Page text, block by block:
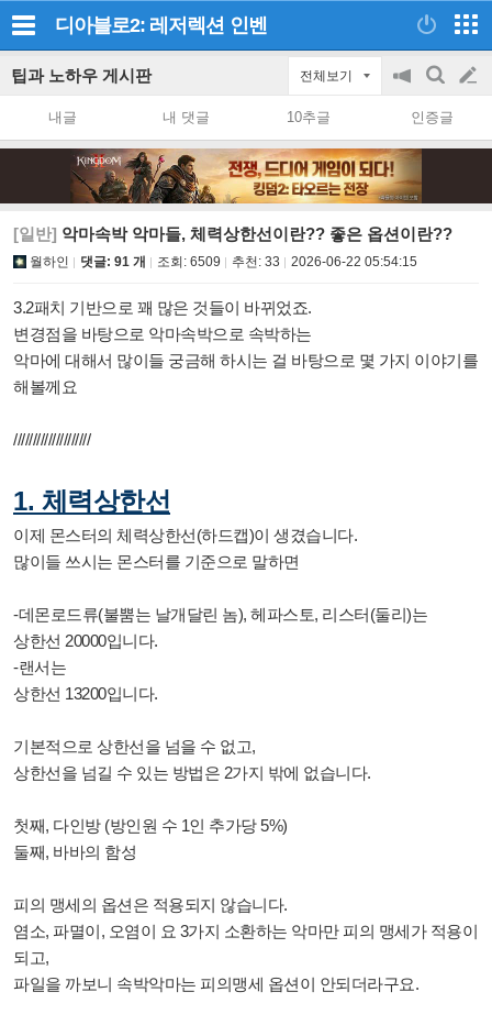
디아블로2: 레저렉션 인벤
팁과 노하우 게시판 전체보기
공
on/off
검
색
글
쓰
내글 내 댓글 10추글 인증글
[일반] 악마속박 악마들, 체력상한선이란?? 좋은 옵션이란??
월하인 댓글: 91 개 조회: 6509 추천: 33 2026-06-22 05:54:15
3.2패치 기반으로 꽤 많은 것들이 바뀌었죠.
변경점을 바탕으로 악마속박으로 속박하는
악마에 대해서 많이들 궁금해 하시는 걸 바탕으로 몇 가지 이야기를
해볼께요
////////////////////
1. 체력상한선
이제 몬스터의 체력상한선(하드캡)이 생겼습니다.
많이들 쓰시는 몬스터를 기준으로 말하면
-데몬로드류(불뿜는 날개달린 놈), 헤파스토, 리스터(둘리)는
상한선 20000입니다.
-랜서는
상한선 13200입니다.
기본적으로 상한선을 넘을 수 없고,
상한선을 넘길 수 있는 방법은 2가지 밖에 없습니다.
첫째, 다인방 (방인원 수 1인 추가당 5%)
둘째, 바바의 함성
피의 맹세의 옵션은 적용되지 않습니다.
염소, 파멸이, 오염이 요 3가지 소환하는 악마만 피의 맹세가 적용이
되고,
파일을 까보니 속박악마는 피의맹세 옵션이 안되더라구요.